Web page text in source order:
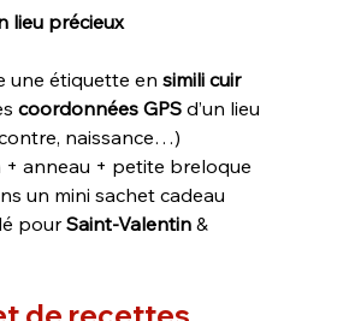
lieu précieux
une étiquette en simili cuir
coordonnées GPS d’un lieu
naissance…)
+ anneau + petite breloque
un mini sachet cadeau
pour Saint-Valentin &